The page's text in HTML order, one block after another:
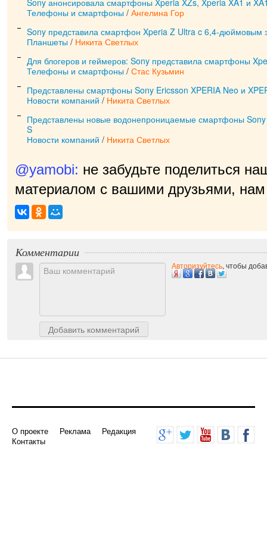
Телефоны и смартфоны / Ангелина Гор
Sony представила смартфон Xperia Z Ultra c 6,4-дюймовым
Планшеты / Никита Светлых
Для блогеров и геймеров: Sony представила смартфоны
Телефоны и смартфоны / Стас Кузьмин
Представлены смартфоны Sony Ericsson XPERIA Neo и
Новости компаний / Никита Светлых
Представлены новые водонепроницаемые смартфоны
S
Новости компаний / Никита Светлых
@yamobi: не забудьте поделиться
материалом с вашими друзьями, нам
п|
Комментарии